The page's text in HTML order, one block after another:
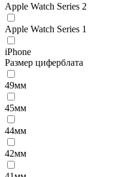
Apple Watch Series 2
Apple Watch Series 1
iPhone
Размер циферблата
49мм
45мм
44мм
42мм